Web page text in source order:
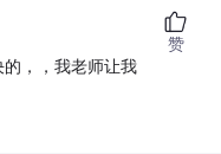
，，我老师让我
赞